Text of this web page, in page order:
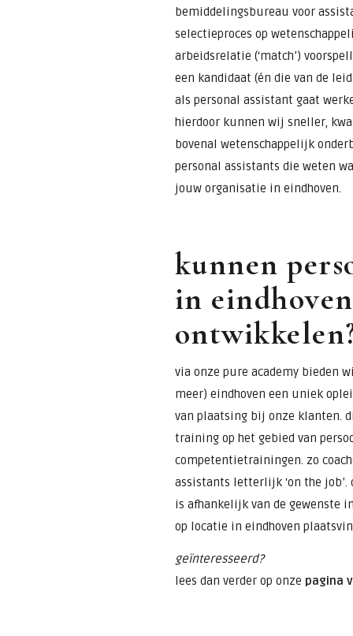
bemiddelingsbureau voor
selectieproces op
arbeidsrelatie (‘match’)
een kandidaat (én die van de
als personal assistant gaat
hierdoor kunnen wij sneller,
bovenal wetenschappelijk
personal assistants die weten
jouw organisatie in eindhoven.
kunnen
in
via onze pure academy bieden
meer) eindhoven een uniek
van plaatsing bij onze klanten.
training op het gebied van
competentietrainingen. zo
assistants letterlijk ‘on the
is afhankelijk van de gewenste
op locatie in eindhoven
geïnteresseerd?
lees dan verder op onze pagina